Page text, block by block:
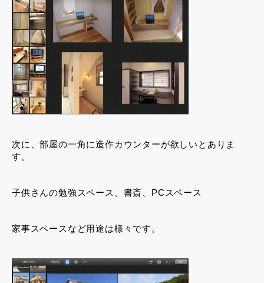
次に、部屋の一角に造作カウンターが欲しいとありま
す。
子供さんの勉強スペース、書斎、PCスペース
家事スペースなど用途は様々です。